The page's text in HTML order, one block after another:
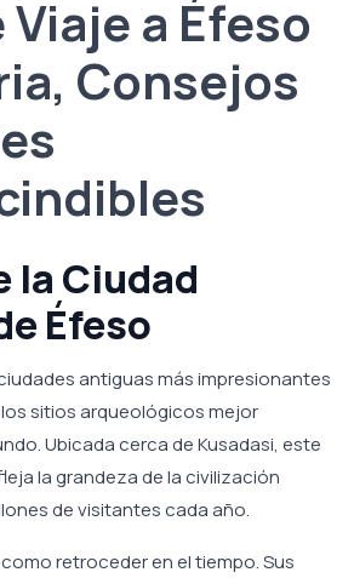
Viaje a Éfeso
Consejos
la Ciudad
Éfeso
antiguas más impresionantes
sitios arqueológicos mejor
Ubicada cerca de Kusadasi, este
la grandeza de la civilización
de visitantes cada año.
retroceder en el tiempo. Sus